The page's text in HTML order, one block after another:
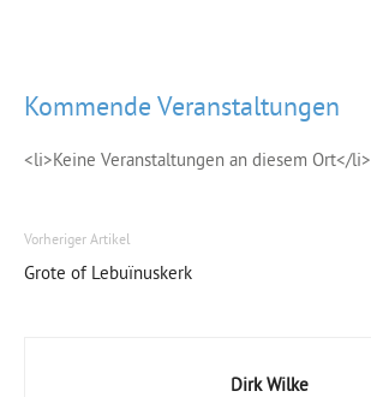
Kommende Veranstaltungen
<li>Keine Veranstaltungen an diesem Ort</li>
Vorheriger Artikel
Grote of Lebuïnuskerk
Dirk Wilke